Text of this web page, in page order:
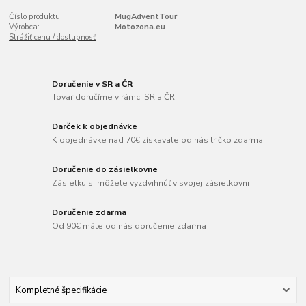
Číslo produktu:
MugAdventTour
Výrobca:
Motozona.eu
Strážiť cenu / dostupnosť
Doručenie v SR a ČR
Tovar doručíme v rámci SR a ČR
Darček k objednávke
K objednávke nad 70€ získavate od nás tričko zdarma
Doručenie do zásielkovne
Zásielku si môžete vyzdvihnúť v svojej zásielkovni
Doručenie zdarma
Od 90€ máte od nás doručenie zdarma
Kompletné špecifikácie